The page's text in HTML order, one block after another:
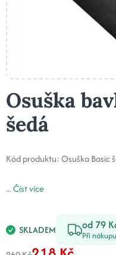
Osuška
šedá
Kód produktu:Osuška Basic
...Číst více
SKLADEM od 79
Při